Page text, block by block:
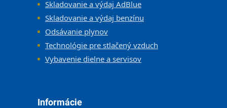
Skladovanie a výdaj AdBlue
Skladovanie a výdaj benzínu
Odsávanie plynov
Technológie pre stlačený vzduch
Vybavenie dielne a servisov
Informácie